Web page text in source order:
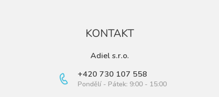
KONTAKT
Adiel s.r.o.
+420 730 107 558
Pondělí - Pátek: 9:00 - 15:00